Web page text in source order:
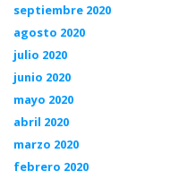
septiembre 2020
agosto 2020
julio 2020
junio 2020
mayo 2020
abril 2020
marzo 2020
febrero 2020